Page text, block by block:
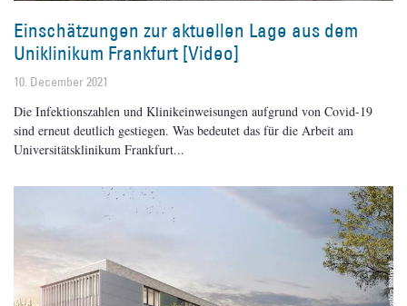
Einschätzungen zur aktuellen Lage aus dem
Uniklinikum Frankfurt [Video]
10. December 2021
Die Infektionszahlen und Klinikeinweisungen aufgrund von Covid-19
sind erneut deutlich gestiegen. Was bedeutet das für die Arbeit am
Universitätsklinikum Frankfurt